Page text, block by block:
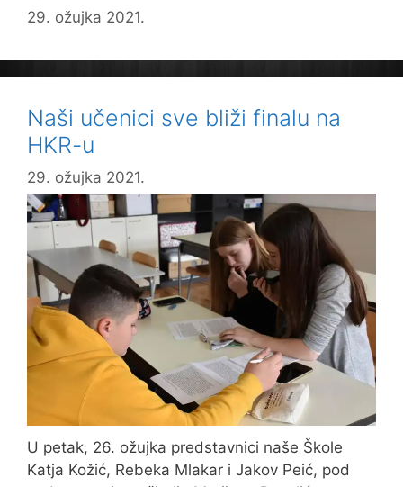
škole
29. ožujka 2021.
Naši učenici sve bliži finalu na
HKR-u
29. ožujka 2021.
U petak, 26. ožujka predstavnici naše Škole
Katja Kožić, Rebeka Mlakar i Jakov Peić, pod